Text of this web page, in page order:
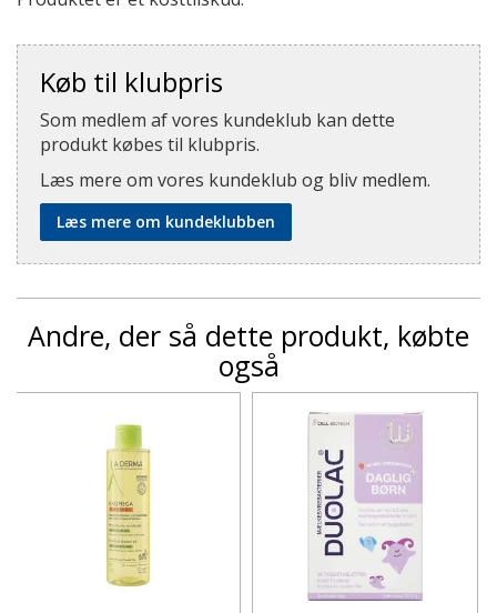
Køb til klubpris
Som medlem af vores kundeklub kan dette
produkt købes til klubpris.
Læs mere om vores kundeklub og bliv medlem.
Læs mere om kundeklubben
Andre, der så dette produkt, købte
også